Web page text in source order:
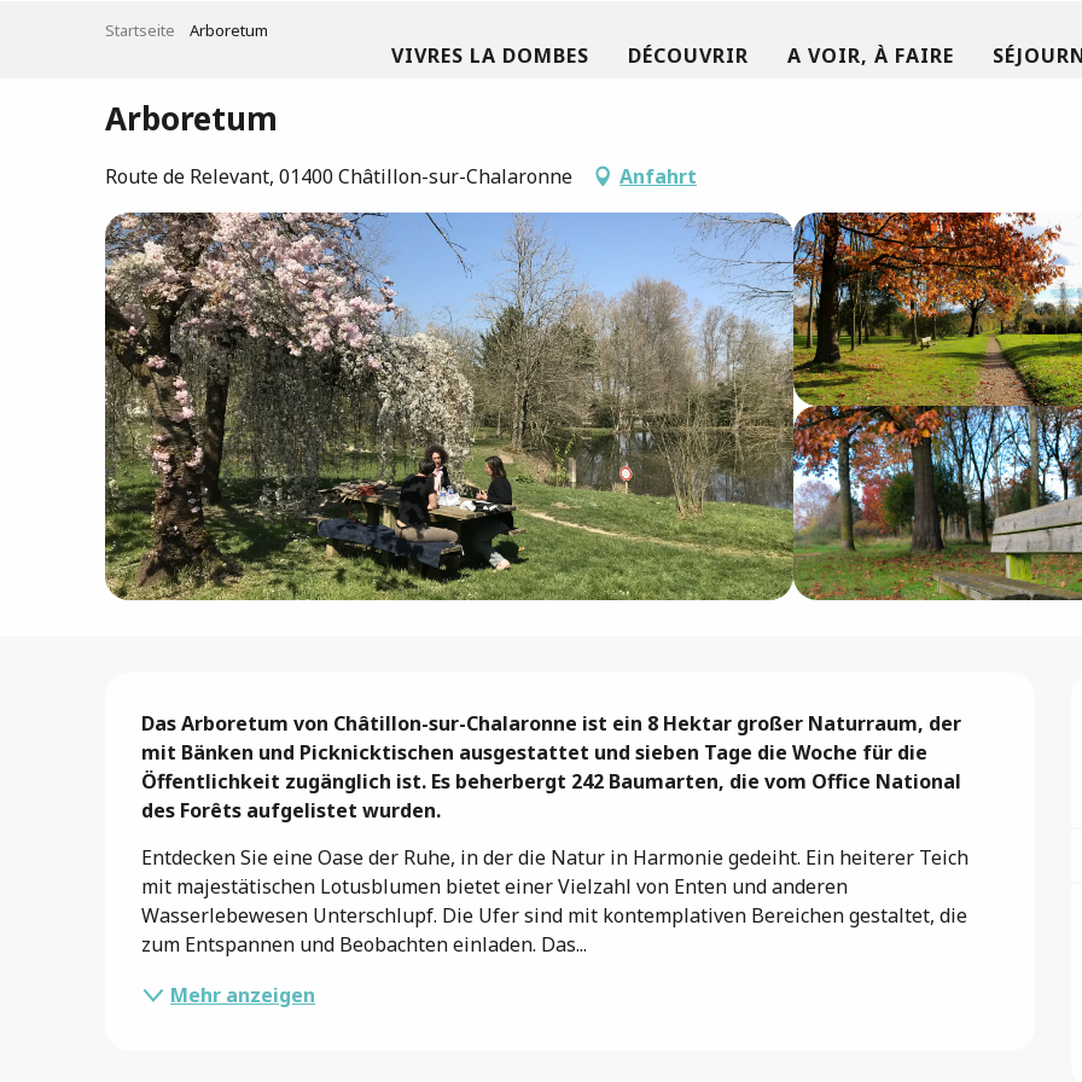
VIVRES LA DOMBES DÉCOUVRIR A VOIR, À FAIRE
Startseite Arboretum
Arboretum
Route de Relevant, 01400 Châtillon-sur-Chalaronne Anfahrt
Beschreibung
Das Arboretum von Châtillon-sur-Chalaronne ist ein 8 Hektar großer Naturraum, der
mit Bänken und Picknicktischen ausgestattet und sieben Tage die Woche für die
Öffentlichkeit zugänglich ist. Es beherbergt 242 Baumarten, die vom Office National
des Forêts aufgelistet wurden.
Entdecken Sie eine Oase der Ruhe, in der die Natur in Harmonie gedeiht. Ein heiterer Teich
mit majestätischen Lotusblumen bietet einer Vielzahl von Enten und anderen
Wasserlebewesen Unterschlupf. Die Ufer sind mit kontemplativen Bereichen gestaltet, die
zum Entspannen und Beobachten einladen. Das...
Mehr anzeigen